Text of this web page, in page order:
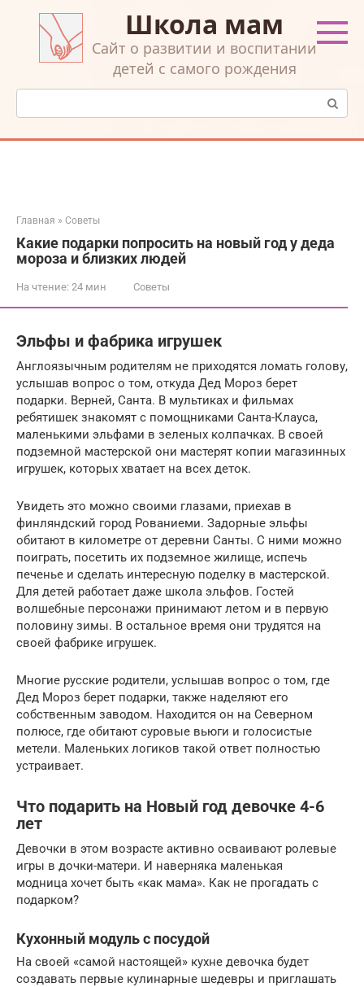
контенту
Школа мам
Cайт о развитии и воспитании
детей с самого рождения
Поиск:
Главная » Советы
Какие подарки попросить на новый год у деда
мороза и близких людей
На чтение: 24 мин Советы
Эльфы и фабрика игрушек
Англоязычным родителям не приходятся ломать голову,
услышав вопрос о том, откуда Дед Мороз берет
подарки. Верней, Санта. В мультиках и фильмах
ребятишек знакомят с помощниками Санта-Клауса,
маленькими эльфами в зеленых колпачках. В своей
подземной мастерской они мастерят копии магазинных
игрушек, которых хватает на всех деток.
Увидеть это можно своими глазами, приехав в
финляндский город Рованиеми. Задорные эльфы
обитают в километре от деревни Санты. С ними можно
поиграть, посетить их подземное жилище, испечь
печенье и сделать интересную поделку в мастерской.
Для детей работает даже школа эльфов. Гостей
волшебные персонажи принимают летом и в первую
половину зимы. В остальное время они трудятся на
своей фабрике игрушек.
Многие русские родители, услышав вопрос о том, где
Дед Мороз берет подарки, также наделяют его
собственным заводом. Находится он на Северном
полюсе, где обитают суровые вьюги и голосистые
метели. Маленьких логиков такой ответ полностью
устраивает.
Что подарить на Новый год девочке 4-6
лет
Девочки в этом возрасте активно осваивают ролевые
игры в дочки-матери. И наверняка маленькая
модница хочет быть «как мама». Как не прогадать с
подарком?
Кухонный модуль с посудой
На своей «самой настоящей» кухне девочка будет
создавать первые кулинарные шедевры и приглашать